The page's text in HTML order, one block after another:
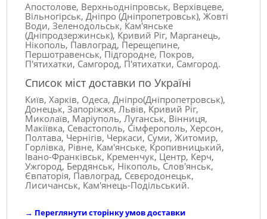
Апостолове, Верхньодніпровськ, Верхівцеве,
Вільногірськ, Дніпро (Дніпропетровськ), Жовті
Води, Зеленодольськ, Кам'янське
(Дніпродзержинськ), Кривий Ріг, Марганець,
Нікополь, Павлоград, Перещепине,
Першотравенськ, Підгородне, Покров,
П'ятихатки, Самгород, П'ятихатки, Самгород.
Список міст доставки по Україні
Київ, Харків, Одеса, Дніпро(Дніпропетровськ),
Донецьк, Запоріжжя, Львів, Кривий Ріг,
Миколаїв, Маріуполь, Луганськ, Вінниця,
Макіївка, Севастополь, Сімферополь, Херсон,
Полтава, Чернігів, Черкаси, Суми, Житомир,
Горлівка, Рівне, Кам'янське, Кропивницький,
Івано-Франківськ, Кременчук, Центр, Керч,
Ужгород, Бердянськ, Нікополь, Слов'янськ,
Євпаторія, Павлоград, Сєвєродонецьк,
Лисичанськ, Кам'янець-Подільський.
→ Переглянути сторінку умов доставки